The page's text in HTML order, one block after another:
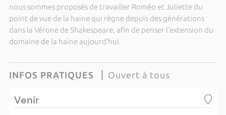
nous sommes proposés de travailler Roméo et Juliette du
point de vue de la haine qui règne depuis des générations
dans la Vérone de Shakespeare, afin de penser l’extension du
domaine de la haine aujourd’hui.
INFOS PRATIQUES Ouvert à tous
Venir